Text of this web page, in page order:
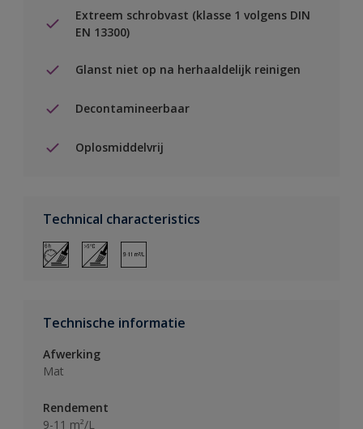
Extreem schrobvast (klasse 1 volgens DIN
EN 13300)
Glanst niet op na herhaaldelijk reinigen
Decontamineerbaar
Oplosmiddelvrij
Technical characteristics
Technische informatie
Afwerking
Mat
Rendement
9-11 m²/L